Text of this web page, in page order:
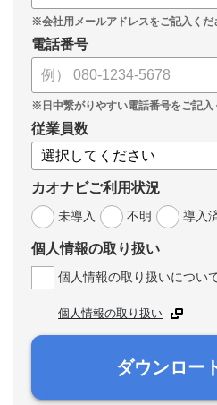
電話番号
従業員数
カオナビご利用状況
未導入
不明 導入
個人情報の取り扱い
個人情報の取り扱いについ
個人情報の取り扱い
ダウンロー